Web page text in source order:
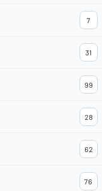
7
31
99
28
62
76